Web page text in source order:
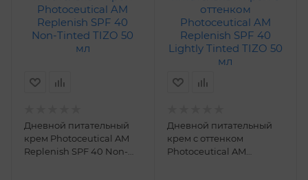
Дневной питательный
крем Photoceutical AM
Replenish SPF 40 Non-
Дневной питательный
крем с оттенком
Photoceutical AM